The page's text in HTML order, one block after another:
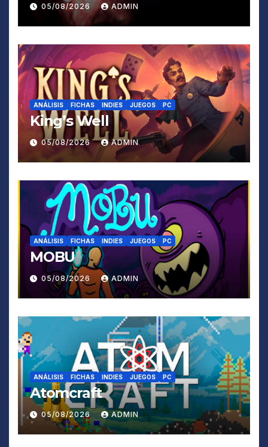
05/08/2026 ADMIN
ANÁLISIS FICHAS INDIES JUEGOS PC
King’s Well
05/08/2026 ADMIN
ANÁLISIS FICHAS INDIES JUEGOS PC
MOBU
05/08/2026 ADMIN
ANÁLISIS FICHAS INDIES JUEGOS PC
Atomcraft
05/08/2026 ADMIN